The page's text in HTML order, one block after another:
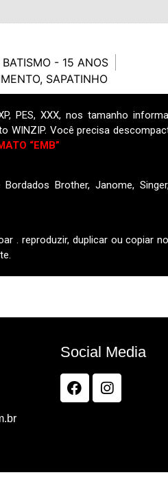
- 15 ANOS
, SAPATINHO
PES, XXX, nos tamanho
WINZIP. Você precisa
“EMB”
Brother, Janome,
. reproduzir, duplicar ou copiar
Social Media